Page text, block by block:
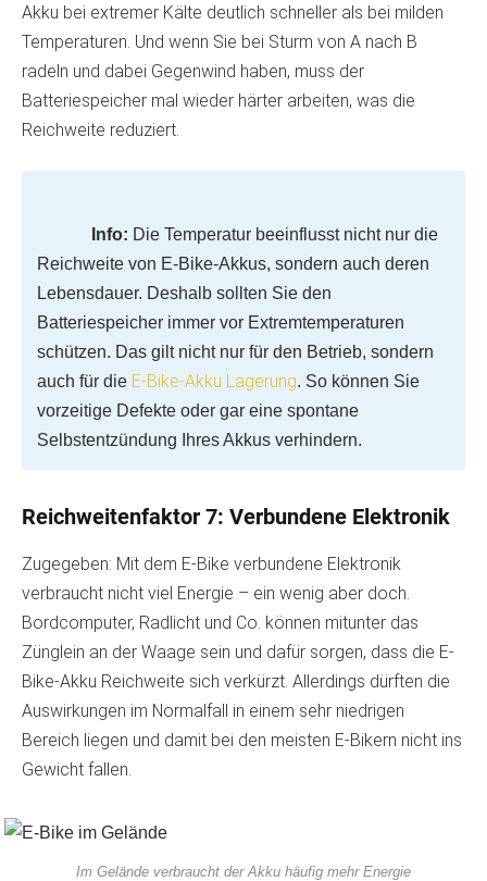
Akku bei extremer Kälte deutlich schneller als bei milden
Temperaturen. Und wenn Sie bei Sturm von A nach B
radeln und dabei Gegenwind haben, muss der
Batteriespeicher mal wieder härter arbeiten, was die
Reichweite reduziert.
Info: Die Temperatur beeinflusst nicht nur die
Reichweite von E-Bike-Akkus, sondern auch deren
Lebensdauer. Deshalb sollten Sie den
Batteriespeicher immer vor Extremtemperaturen
schützen. Das gilt nicht nur für den Betrieb, sondern
auch für die E-Bike-Akku Lagerung. So können Sie
vorzeitige Defekte oder gar eine spontane
Selbstentzündung Ihres Akkus verhindern.
Reichweitenfaktor 7: Verbundene Elektronik
Zugegeben: Mit dem E-Bike verbundene Elektronik
verbraucht nicht viel Energie – ein wenig aber doch.
Bordcomputer, Radlicht und Co. können mitunter das
Zünglein an der Waage sein und dafür sorgen, dass die E-
Bike-Akku Reichweite sich verkürzt. Allerdings dürften die
Auswirkungen im Normalfall in einem sehr niedrigen
Bereich liegen und damit bei den meisten E-Bikern nicht ins
Gewicht fallen.
Im Gelände verbraucht der Akku häufig mehr Energie